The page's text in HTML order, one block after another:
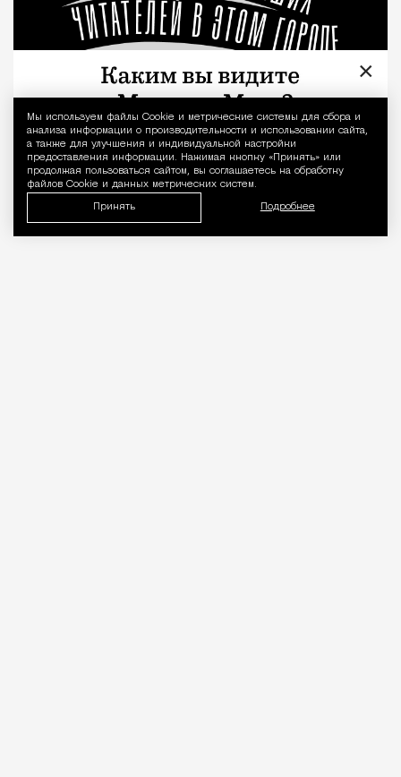
Уведомление
Мы используем файлы Сookie и метрические системы для сбора и
анализа информации о производительности и использовании сайта,
а также для улучшения и индивидуальной настройки
предоставления информации. Нажимая кнопку «Принять» или
продолжая пользоваться сайтом, вы соглашаетесь на обработку
файлов Cookie и данных метрических систем.
Принять Подробнее
×